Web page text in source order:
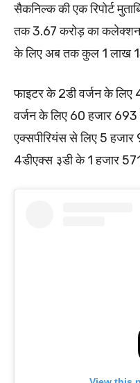
सैकनिल्क की एक रिपोर्ट
तक 3.67 करोड़ का कलेक्शन
के लिए अब तक कुल 1 लाख
फाइटर के 2डी वर्जन के
वर्जन के लिए 60 हजार
एक्सपीरियंस से लिए 5 हजार
4डीएक्स ३डी के 1 हजार